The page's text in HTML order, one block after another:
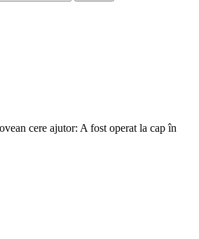
cere ajutor: A fost operat la cap în